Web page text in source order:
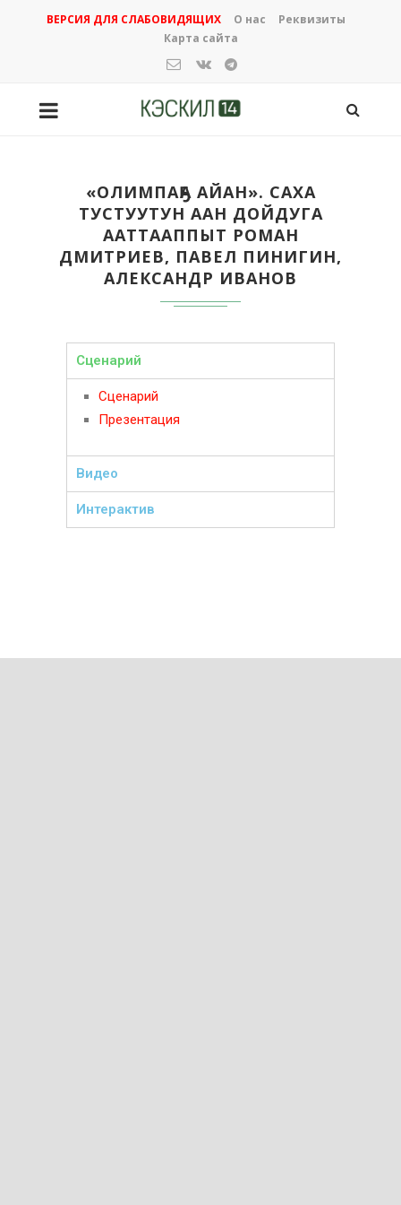
ВЕРСИЯ ДЛЯ СЛАБОВИДЯЩИХ О нас
Реквизиты
Карта сайта
«ОЛИМПАҔА АЙАН». САХА
ТУСТУУТУН ААН ДОЙДУГА
ААТТААППЫТ РОМАН
ДМИТРИЕВ, ПАВЕЛ ПИНИГИН,
АЛЕКСАНДР ИВАНОВ
Сценарий
Сценарий
Презентация
Видео
Интерактив